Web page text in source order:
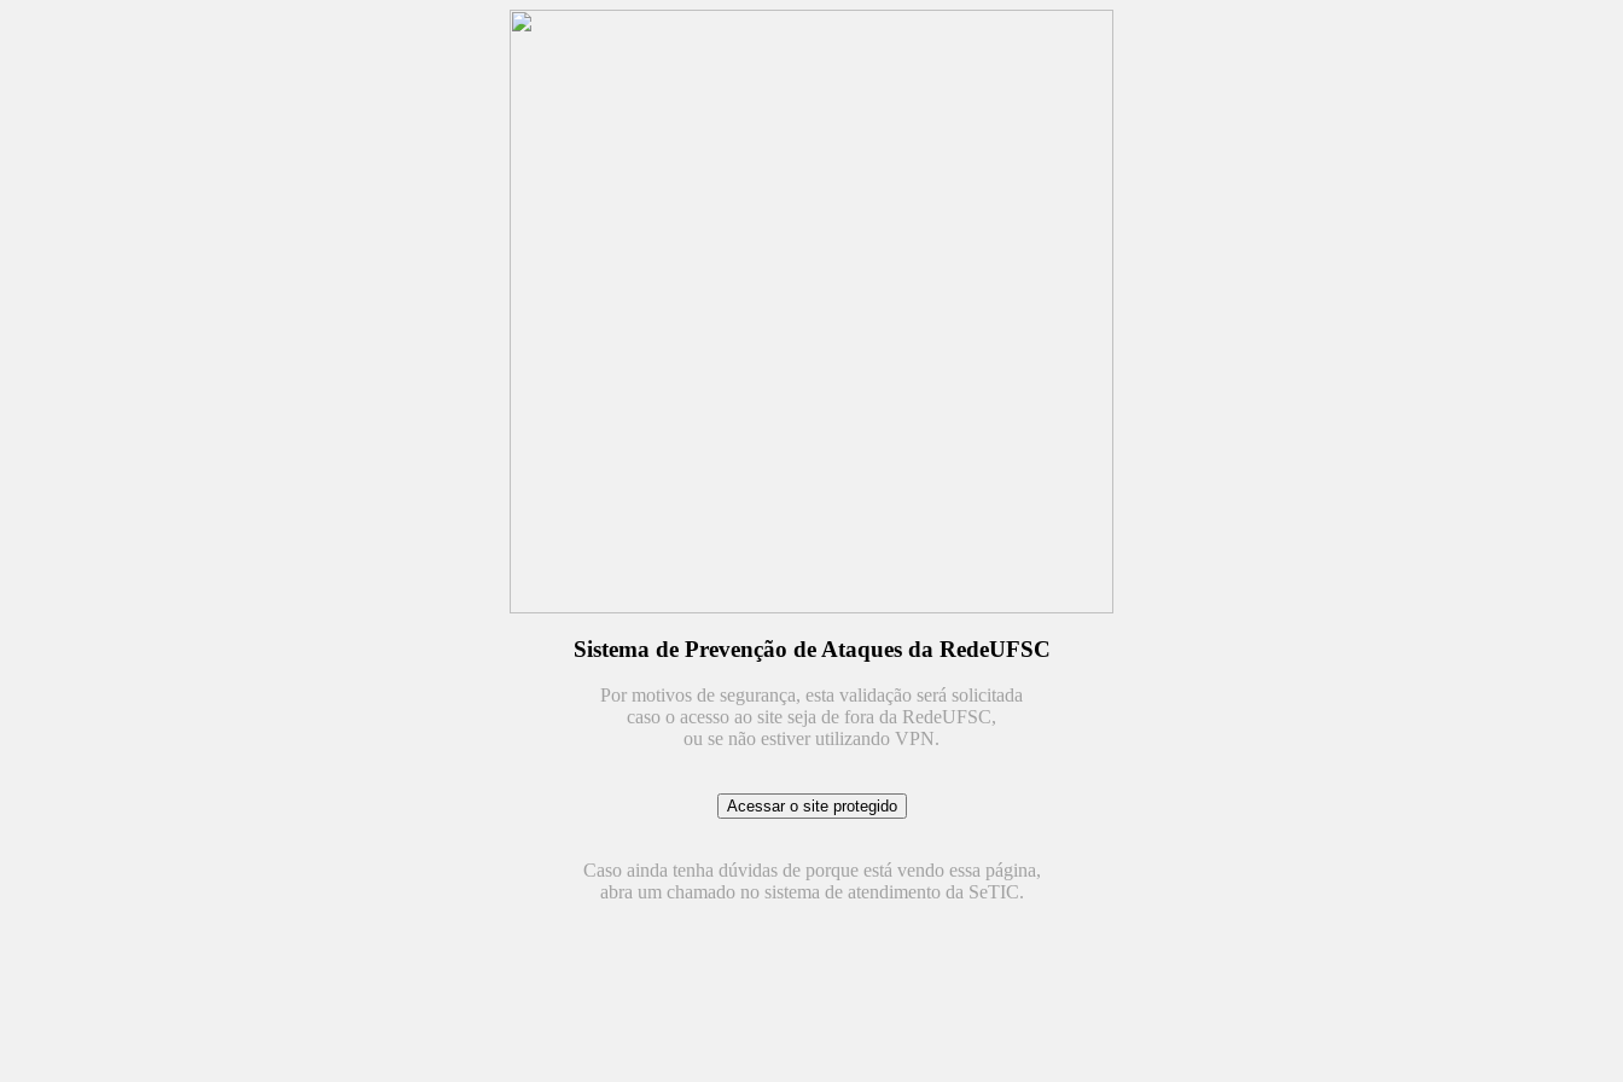
Sistema de Prevenção de Ataques da RedeUFSC
Por motivos de segurança, esta validação será solicitada
caso o acesso ao site seja de fora da RedeUFSC,
ou se não estiver utilizando VPN.
Caso ainda tenha dúvidas de porque está vendo essa página,
abra um chamado no sistema de atendimento da SeTIC.